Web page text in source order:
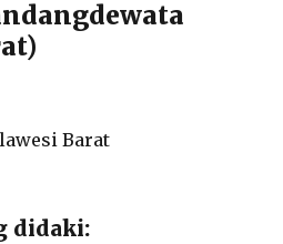
Barat
didaki: